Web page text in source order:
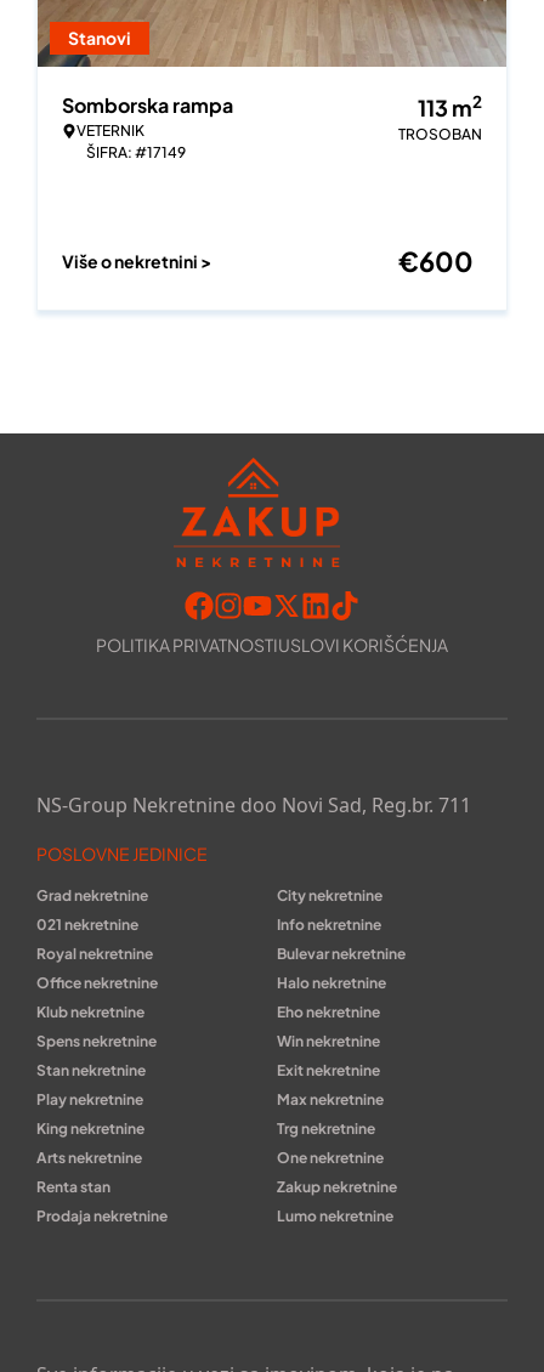
Stanovi
Somborska rampa
VETERNIK
ŠIFRA: #17149
113 m2
TROSOBAN
Više o nekretnini > €600
POLITIKA PRIVATNOSTIUSLOVI KORIŠĆENJA
NS-Group Nekretnine doo Novi Sad, Reg.br. 711
POSLOVNE JEDINICE
Grad nekretnine
City nekretnine
021 nekretnine
Info nekretnine
Royal nekretnine
Bulevar nekretnine
Office nekretnine
Halo nekretnine
Klub nekretnine
Eho nekretnine
Spens nekretnine
Win nekretnine
Stan nekretnine
Exit nekretnine
Play nekretnine
Max nekretnine
King nekretnine
Trg nekretnine
Arts nekretnine
One nekretnine
Renta stan
Zakup nekretnine
Prodaja nekretnine
Lumo nekretnine